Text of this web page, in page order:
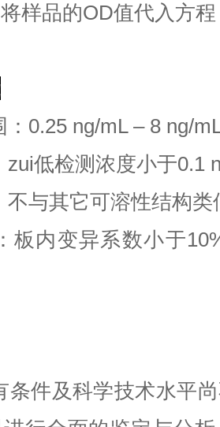
将样品的OD值代入方
： 0.25 ng/mL –8 ng/
低检测浓度小于0.1
与其它可溶性结构类
板内变异系数小于10
条件及科学技术水平